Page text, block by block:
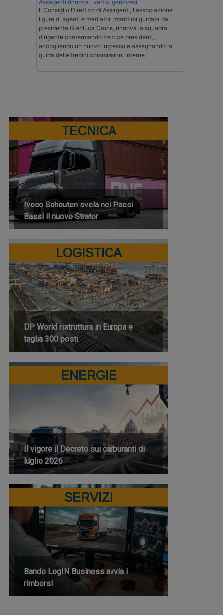
Assagenti rinnova i vertici genovesi
Il Consiglio Direttivo di Assagenti, l'associazione
ligure di agenti e mediatori marittimi guidata dal
presidente Gianluca Croce, rinnova la squadra
dirigente confermando tre vice presidenti,
accogliendo un nuovo ingresso e assegnando la
guida delle tredici commissioni interne.
TECNICA
Iveco Schouten svela nei Paesi
Bassi il nuovo Strator
LOGISTICA
DP World ristruttura in Europa e
taglia 300 posti
ENERGIE
Il vigore il Decreto sui carburanti di
luglio 2026
SERVIZI
Bando LogIN Business avvia i
rimborsi